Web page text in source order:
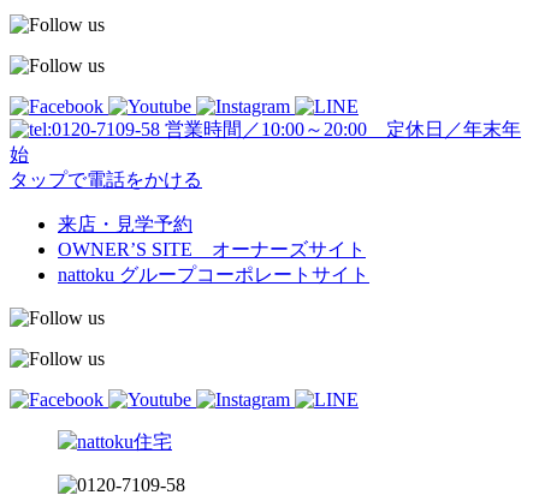
営業時間／10:00～20:00 定休日／年末年
始
タップで電話をかける
来店・見学予約
OWNER’S SITE オーナーズサイト
nattoku グループコーポレートサイト